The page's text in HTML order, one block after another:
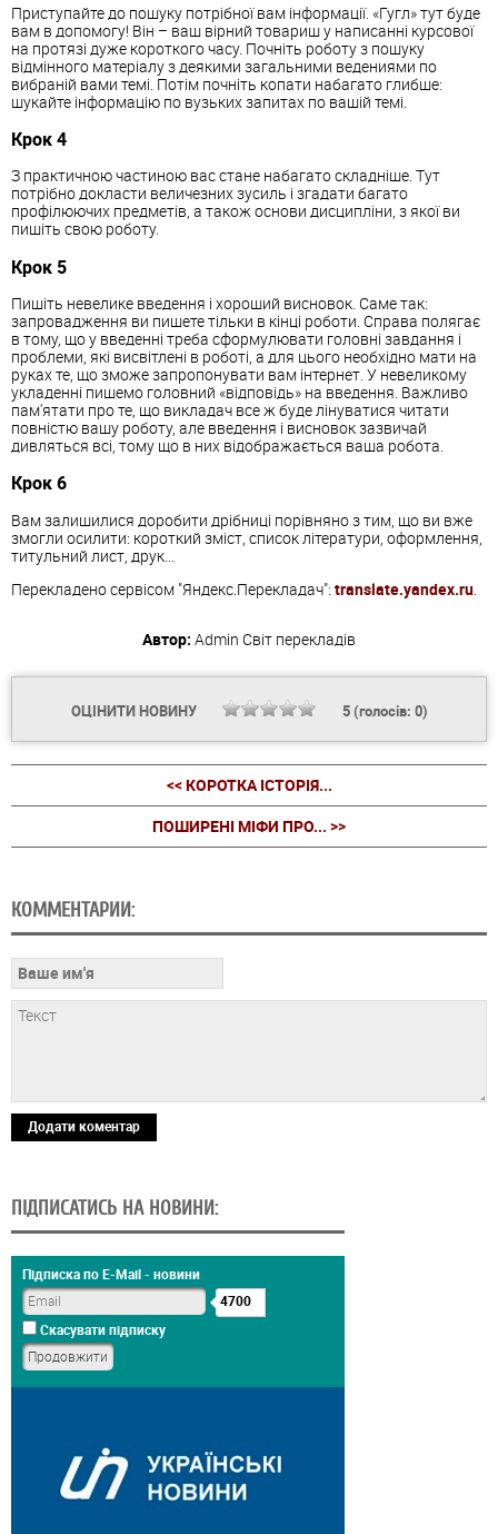
Приступайте до пошуку потрібної вам інформації. «Гугл» тут буде
вам в допомогу! Він – ваш вірний товариш у написанні курсової
на протязі дуже короткого часу. Почніть роботу з пошуку
відмінного матеріалу з деякими загальними ведениями по
вибраній вами темі. Потім почніть копати набагато глибше:
шукайте інформацію по вузьких запитах по вашій темі.
Крок 4
З практичною частиною вас стане набагато складніше. Тут
потрібно докласти величезних зусиль і згадати багато
профілюючих предметів, а також основи дисципліни, з якої ви
пишіть свою роботу.
Крок 5
Пишіть невелике введення і хороший висновок. Саме так:
запровадження ви пишете тільки в кінці роботи. Справа полягає
в тому, що у введенні треба сформулювати головні завдання і
проблеми, які висвітлені в роботі, а для цього необхідно мати на
руках те, що зможе запропонувати вам інтернет. У невеликому
укладенні пишемо головний «відповідь» на введення. Важливо
пам'ятати про те, що викладач все ж буде лінуватися читати
повністю вашу роботу, але введення і висновок зазвичай
дивляться всі, тому що в них відображається ваша робота.
Крок 6
Вам залишилися доробити дрібниці порівняно з тим, що ви вже
змогли осилити: короткий зміст, список літератури, оформлення,
титульний лист, друк...
Перекладено сервісом "Яндекс.Перекладач": translate.yandex.ru.
Автор: Admin Світ перекладів
ОЦІНИТИ НОВИНУ 5(голосів: 0)
<< КОРОТКА ІСТОРІЯ...
ПОШИРЕНІ МІФИ ПРО... >>
КОММЕНТАРИИ:
Додати коментар
ПІДПИСАТИСЬ НА НОВИНИ:
Підписка по E-Mail - новини
4700
Скасувати підписку